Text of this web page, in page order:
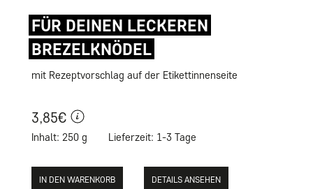
FÜR DEINEN LECKEREN
BREZELKNÖDEL
mit Rezeptvorschlag auf der Etikettinnenseite
3,85€
Inhalt: 250 g Lieferzeit: 1-3 Tage
DETAILS ANSEHEN